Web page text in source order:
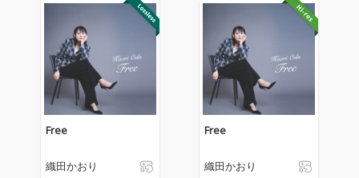
Free
織田かおり
Free
織田かおり